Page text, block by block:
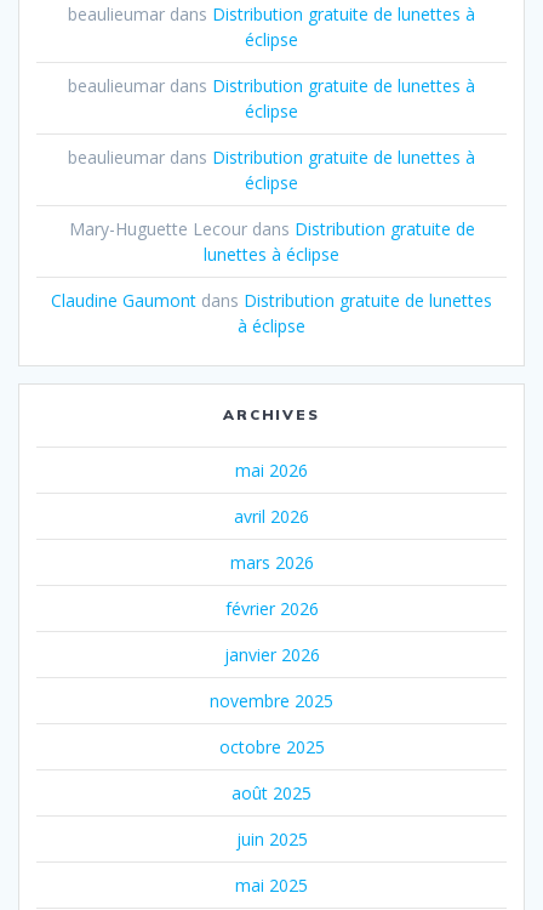
beaulieumar dans Distribution gratuite de lunettes à
éclipse
beaulieumar dans Distribution gratuite de lunettes à
éclipse
beaulieumar dans Distribution gratuite de lunettes à
éclipse
Mary-Huguette Lecourdans Distribution gratuite de
lunettes à éclipse
Claudine Gaumont dans Distribution gratuite de lunettes
à éclipse
ARCHIVES
mai 2026
avril 2026
mars 2026
février 2026
janvier 2026
novembre 2025
octobre 2025
août 2025
juin 2025
mai 2025